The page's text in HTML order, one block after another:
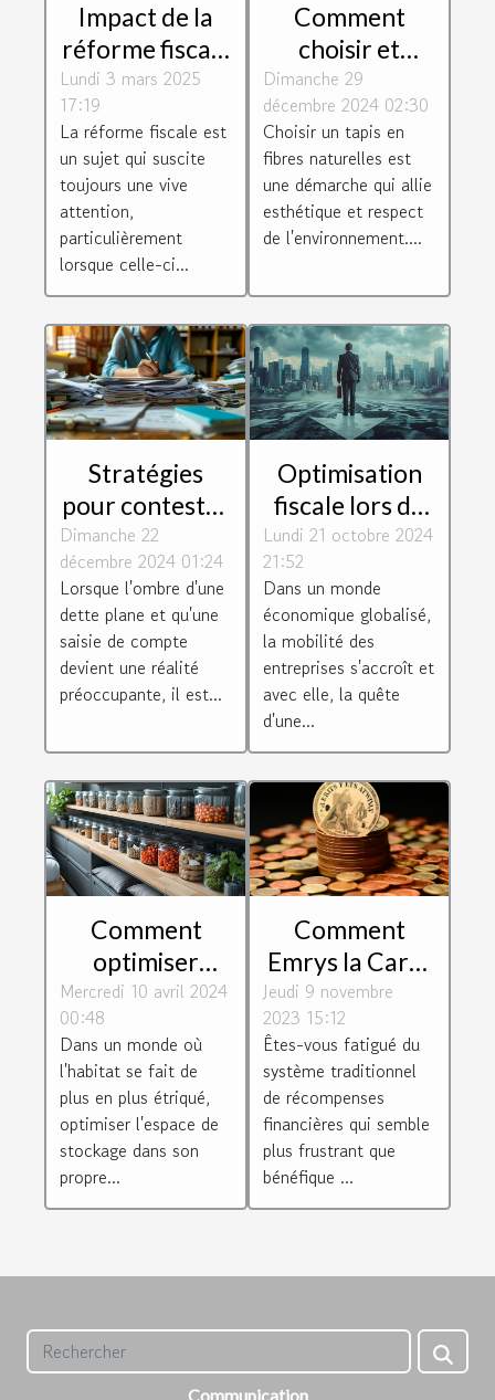
Impact de la
réforme fiscale
sur les droits
de succession
et donation
Lundi 3 mars 2025
17:19
La réforme fiscale est
un sujet qui suscite
toujours une vive
attention,
particulièrement
lorsque celle-ci...
Comment
choisir et
entretenir un
tapis en fibres
naturelles
Dimanche 29
décembre 2024 02:30
Choisir un tapis en
fibres naturelles est
une démarche qui allie
esthétique et respect
de l'environnement....
Stratégies
pour contester
une saisie de
compte en
situation de
dette
Dimanche 22
décembre 2024 01:24
Lorsque l'ombre d'une
dette plane et qu'une
saisie de compte
devient une réalité
préoccupante, il est...
Optimisation
fiscale lors du
transfert
d'entreprise
vers des
juridictions
avantageuses
Lundi 21 octobre 2024
21:52
Dans un monde
économique globalisé,
la mobilité des
entreprises s'accroît et
avec elle, la quête
d'une...
Comment
optimiser
l'espace de
stockage chez
soi : Astuces et
solutions
Mercredi 10 avril 2024
00:48
Dans un monde où
l'habitat se fait de
plus en plus étriqué,
optimiser l'espace de
stockage dans son
propre...
Comment
Emrys la Carte
révolutionne le
système de
récompenses
financières
Jeudi 9 novembre
2023 15:12
Êtes-vous fatigué du
système traditionnel
de récompenses
financières qui semble
plus frustrant que
bénéfique ...
Communication